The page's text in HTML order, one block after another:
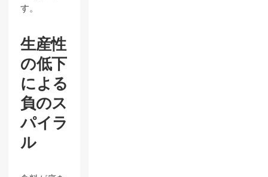
す。
生産性
の低下
による
負のス
パイラ
ル